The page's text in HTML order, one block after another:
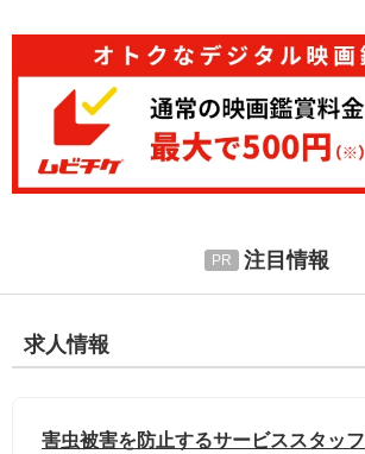
注目情報
求人情報
害虫被害を防止するサービススタッフ